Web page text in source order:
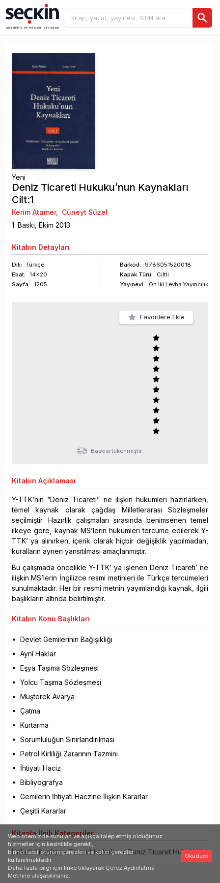
Yeni
Deniz Ticareti Hukuku’nun Kaynakları
Cilt:1
Kerim Atamer,
Cüneyt Süzel
1. Baskı, Ekim 2013
Kitabın Detayları
Dili:
Türkçe
Ebat:
14x20
Sayfa: 1205
Barkod:
9786051520018
Kapak Türü:
Ciltli
Yayınevi:
On İki Levha Yayıncılık
Favorilere Ekle
Baskısı tükenmiştir.
Kitabın Açıklaması
Y-TTK’nin “Deniz Ticareti” ne ilişkin hükümleri hazırlarken,
temel kaynak olarak çağdaş Milletlerarası Sözleşmeler
seçilmiştir. Hazırlık çalışmaları sırasında benimsenen temel
ilkeye göre, kaynak MS’lerin hükümleri tercüme edilerek Y-
TTK’ ya alınırken, içerik olarak hiçbir değişiklik yapılmadan,
kuralların aynen yansıtılması amaçlanmıştır.
Bu çalışmada öncelikle Y-TTK’ ya işlenen Deniz Ticareti’ ne
ilişkin MS’lerin İngilizce resmi metinleri ile Türkçe tercümeleri
sunulmaktadır. Her bir resmi metnin yayımlandığı kaynak, ilgili
başlıkların altında belirtilmiştir.
Kitabın Konu Başlıkları
Devlet Gemilerinin Bağışıklığı
Aynî Haklar
Eşya Taşıma Sözleşmesi
Yolcu Taşıma Sözleşmesi
Müşterek Avarya
Çatma
Kurtarma
Sorumluluğun Sınırlandırılması
Petrol Kirliliği Zararının Tazmini
İhtiyati Haciz
Bibliyografya
Gemilerin İhtiyati Haczine İlişkin Kararlar
Çeşitli Kararlar
Kitaplaİlgili Kategoriler
Hukuk Kitapları > Ticaret Hukuku > Deniz Ticaret Hukuku
Web sitemizde sunulan ve açıkça talep etmiş olduğunuz
hizmetler için kesinlikle gerekli,
birinci taraf oturum çerezleri ve kalıcı çerezler
kullanılmaktadır.
Daha fazla bilgi için linke tıklayarak Çerez Aydınlatma
Metnine ulaşabilirsiniz.
Okudum